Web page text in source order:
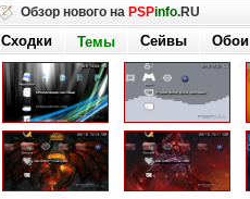
Обзор нового на PSPinfo.RU
Сходки Темы Сейвы Обои